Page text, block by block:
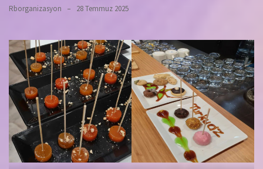
Rborganizasyon 28 Temmuz 2025